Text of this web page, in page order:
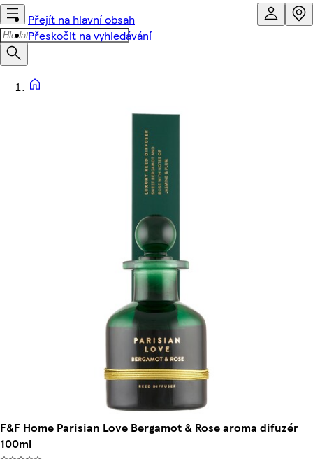
Přejít na hlavní obsah
Přeskočit na vyhledávání
F&F Home Parisian Love Bergamot & Rose aroma difuzér
100ml